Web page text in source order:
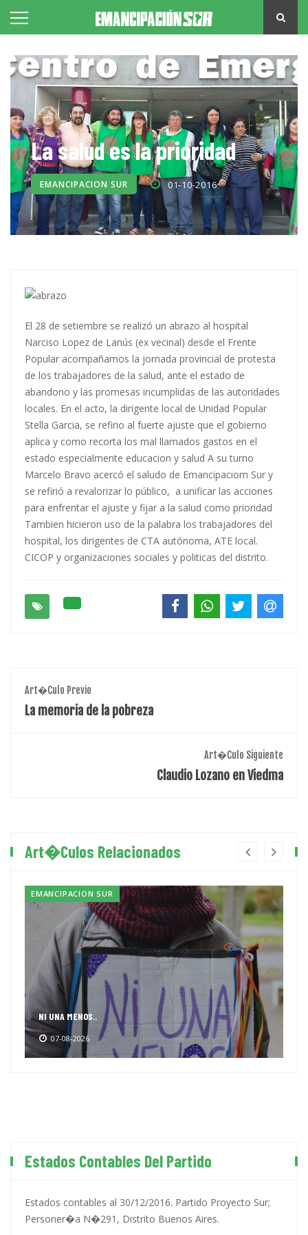
La salud es la prioridad
EMANCIPACION SUR 01-10-2016
El 28 de setiembre se realizó un abrazo al hospital
Narciso Lopez de Lanús (ex vecinal) desde el Frente
Popular acompañamos la jornada provincial de protesta
de los trabajadores de la salud, ante el estado de
abandono y las promesas incumplidas de las autoridades
locales. En el acto, la dirigente local de Unidad Popular
Stella Garcia, se refirio al fuerte ajuste que el gobierno
aplica y como recorta los mal llamados gastos en el
estado especialmente educacion y salud A su turno
Marcelo Bravo acercó el saludo de Emancipaciom Sur y
se refirió a revalorizar lo público, a unificar las acciones
para enfrentar el ajuste y fijar a la salud como prioridad
Tambien hicieron uso de la palabra los trabajadores del
hospital, los dirigentes de CTA autónoma, ATE local.
CICOP y organizaciones sociales y politicas del distrito.
Art�culo Previo
La memoria de la pobreza
Art�culo Siguiente
Claudio Lozano en Viedma
Art�culos Relacionados
EMANCIPACION SUR
NI UNA MENOS..
07-08-2026
Estados Contables Del Partido
Estados contables al 30/12/2016. Partido Proyecto Sur;
Personer�a N�291, Distrito Buenos Aires.